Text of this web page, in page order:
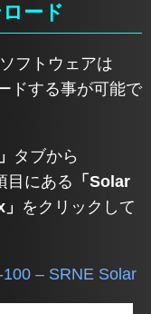
ード
フトウェアは
ドする事が可能で
タブから
目にある 「Solar
をクリックして
– SRNE Solar